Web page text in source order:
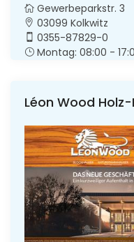
Gewerbeparkstr. 3
03099 Kolkwitz
0355-87829-0
Montag: 08:00 -
Léon Wood